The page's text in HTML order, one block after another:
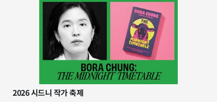
관점을 공유할 예정입니다. ●일정 : 2026년 5월 19일(화), 18:00-20:00 ●
장소 : 주시드니한국문화원(GF, 255 Elizabeth Street, Sydney 2000) ●참여
방법 : 예약 링크 * 본 행사는 시드니 작가 축제 Neighbourhood 프로그램으로
2026 시드니 작가 축제